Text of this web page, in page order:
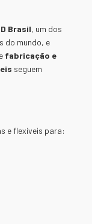
Brasil, um dos
do mundo, e
fabricação e
seguem
e flexíveis para: